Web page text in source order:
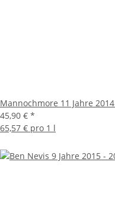
Mannochmore 11 Jahre
45,90 € *
65,57 € pro 1 l